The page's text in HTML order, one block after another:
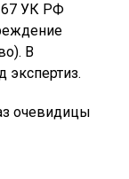
УК РФ
В
экспертиз.
очевидицы